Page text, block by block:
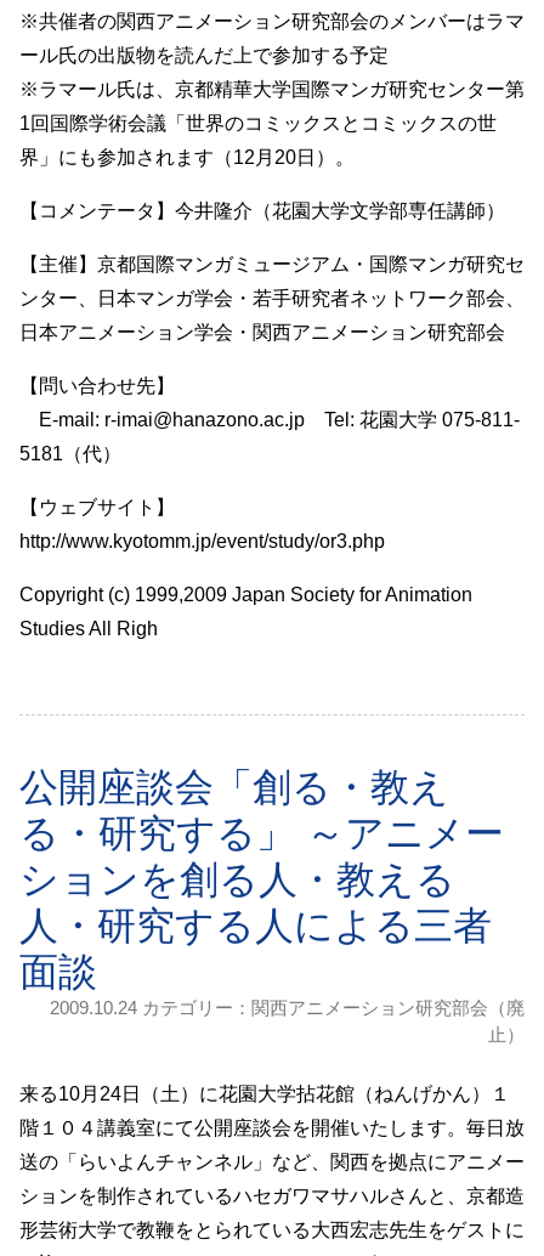
※共催者の関西アニメーション研究部会のメンバーはラマ
ール氏の出版物を読んだ上で参加する予定
※ラマール氏は、京都精華大学国際マンガ研究センター第
1回国際学術会議「世界のコミックスとコミックスの世
界」にも参加されます（12月20日）。
【コメンテータ】今井隆介（花園大学文学部専任講師）
【主催】京都国際マンガミュージアム・国際マンガ研究セ
ンター、日本マンガ学会・若手研究者ネットワーク部会、
日本アニメーション学会・関西アニメーション研究部会
【問い合わせ先】
E-mail: r-imai@hanazono.ac.jp Tel: 花園大学 075-811-
5181（代）
【ウェブサイト】
http://www.kyotomm.jp/event/study/or3.php
Copyright (c) 1999,2009 Japan Society for Animation
Studies All Righ
公開座談会「創る・教え
る・研究する」 ～アニメー
ションを創る人・教える
人・研究する人による三者
面談
2009.10.24 カテゴリー： 関西アニメーション研究部会（廃
止）
来る10月24日（土）に花園大学拈花館（ねんげかん）１
階１０４講義室にて公開座談会を開催いたします。毎日放
送の「らいよんチャンネル」など、関西を拠点にアニメー
ションを制作されているハセガワマサハルさんと、京都造
形芸術大学で教鞭をとられている大西宏志先生をゲストに